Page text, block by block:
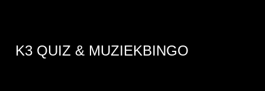
K3 QUIZ & MUZIEKBINGO